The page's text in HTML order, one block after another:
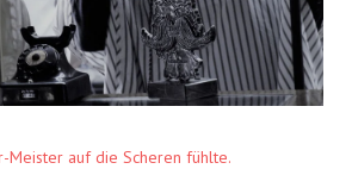
Meister auf die Scheren fühlte.